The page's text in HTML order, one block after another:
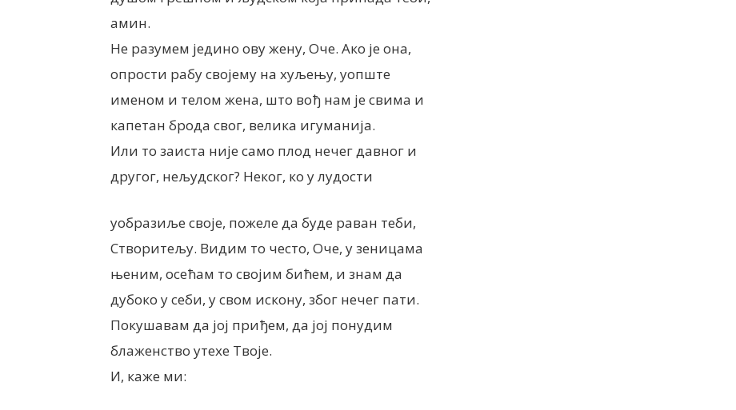
амин.
Не разумем једино ову жену, Оче. Ако је она,
опрости рабу својему на хуљењу, уопште
именом и телом жена, што вођ нам је свима и
капетан брода свог, велика игуманија.
Или то заиста није само плод нечег давног и
другог, нељудског? Неког, ко у лудости
уобразиље своје, пожеле да буде раван теби,
Створитељу. Видим то често, Оче, у зеницама
њеним, осећам то својим бићем, и знам да
дубоко у себи, у свом искону, због нечег пати.
Покушавам да јој приђем, да јој понудим
блаженство утехе Твоје.
И, каже ми: